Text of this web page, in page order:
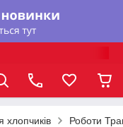
хлопчиків Роботи